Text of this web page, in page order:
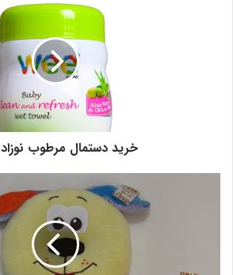
خرید دستمال مرطوب نوزاد wee